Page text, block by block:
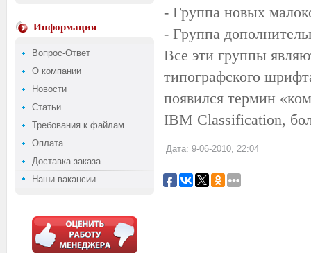
Информация
Вопрос-Ответ
О компании
Новости
Статьи
Требования к файлам
Оплата
Доставка заказа
Наши вакансии
- Группа новых
- Группа
Все эти группы
типографского
появился термин
IBM Classification,
Дата: 9-06-2010, 22:04